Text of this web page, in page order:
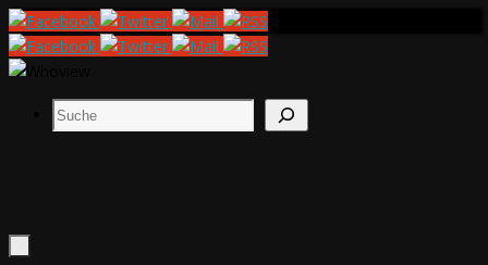
Zum
Inhalt
springen
Suchen